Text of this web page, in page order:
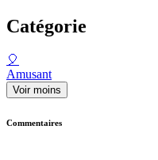
Catégorie
🎈
Amusant
Voir moins
Commentaires